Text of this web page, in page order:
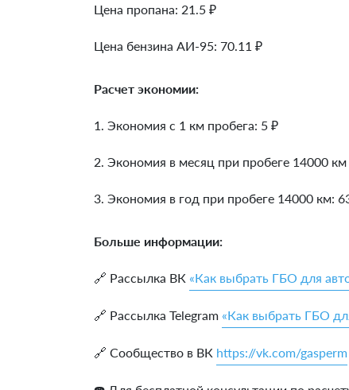
Цена пропана: 21.5 ₽
Цена бензина АИ-95: 70.11 ₽
Расчет экономии:
1. Экономия с 1 км пробега: 5 ₽
2. Экономия в месяц при пробеге 14000
3. Экономия в год при пробеге 14000 км:
Больше информации:
🔗 Рассылка ВК «Как выбрать ГБО для
🔗 Рассылка Telegram «Как выбрать ГБО
🔗 Сообщество в ВК https://vk.com/gasperm